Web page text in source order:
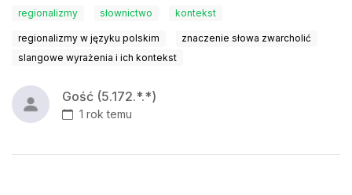
regionalizmy słownictwo kontekst
regionalizmy w języku polskim
znaczenie słowa zwarcholić
slangowe wyrażenia i ich kontekst
Gość (5.172.*.*)
1 rok temu